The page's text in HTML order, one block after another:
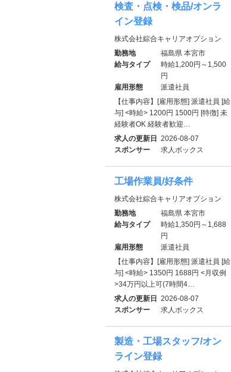
検査・点検・検品/オンラ
イン登録
株式会社綜合キャリアオプション
勤務地
福島県 本宮市
給与タイプ
時給1,200円～1,500
円
雇用形態
派遣社員
【仕事内容】[雇用形態] 派遣社員 [給
与] <時給> 1200円 1500円 [特徴] 未
経験者OK 経験者歓迎…
求人の更新日 2026-08-07
スポンサー
求人ボックス
工場作業員/好条件
株式会社綜合キャリアオプション
勤務地
福島県 本宮市
給与タイプ
時給1,350円～1,688
円
雇用形態
派遣社員
【仕事内容】[雇用形態] 派遣社員 [給
与] <時給> 1350円 1688円 <月収例
>34万円以上可(7時間4…
求人の更新日 2026-08-07
スポンサー
求人ボックス
製造・工場スタッフ/オン
ライン登録